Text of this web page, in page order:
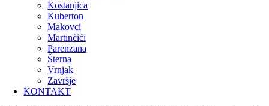
Kostanjica
Kuberton
Makovci
Martinčići
Parenzana
Šterna
Vrnjak
Završje
KONTAKT